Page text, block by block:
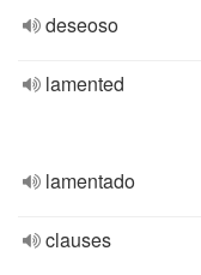
deseoso
lamented
lamentado
clauses